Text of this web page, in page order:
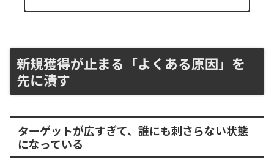
新規獲得が止まる「よくある原因」を
先に潰す
ターゲットが広すぎて、誰にも刺さらない状態
になっている